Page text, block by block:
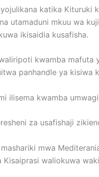
katika Kituruki
utamaduni mkuu wa
ikisaidia kusafisha.
kwamba mafuta
panhandle ya kisiwa
ilisema kwamba
za usafishaji
mwa
Kisaiprasi waliokuwa